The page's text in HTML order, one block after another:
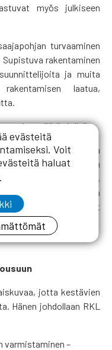
myös julkiseen
turvaaminen
rakentaminen
ja muita
laatua,
määrä ei riitä.
oikeanlaisia asuntoja
kohtuuhintaisten
merkittäviä haasteita,
kokovaatimuksista
vaikuttavat
jotta kestävien
Hänen johdollaan RKL
varmistaminen –
evästeitä
Voit
haluat